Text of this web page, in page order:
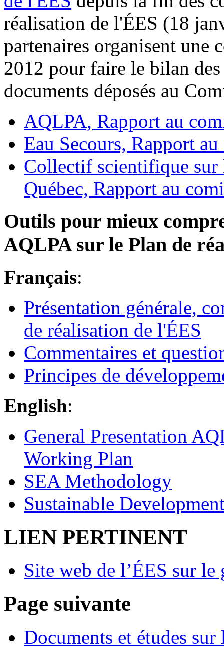
réalisation de l'ÉES (18
partenaires organisent une
2012 pour faire le bilan
documents déposés au
AQLPA, Rapport au
Eau Secours, Rapport
Collectif scientifique sur
Québec, Rapport au
Outils pour mieux
AQLPA sur le Plan de
Français:
Présentation générale,
de réalisation de l'ÉES
Commentaires et
Principes de
English:
General Presentation
Working Plan
SEA Methodology
Sustainable
LIEN PERTINENT
Site web de l’ÉES sur
Page suivante
Documents et études sur